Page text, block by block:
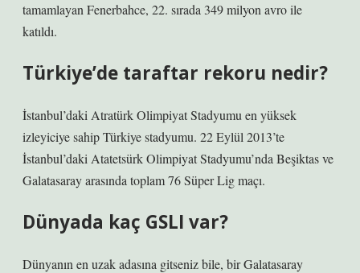
tamamlayan Fenerbahce, 22. sırada 349 milyon avro ile
katıldı.
Türkiye’de taraftar rekoru nedir?
İstanbul’daki Atratürk Olimpiyat Stadyumu en yüksek
izleyiciye sahip Türkiye stadyumu. 22 Eylül 2013’te
İstanbul’daki Atatetsürk Olimpiyat Stadyumu’nda Beşiktas ve
Galatasaray arasında toplam 76 Süper Lig maçı.
Dünyada kaç GSLI var?
Dünyanın en uzak adasına gitseniz bile, bir Galatasaray